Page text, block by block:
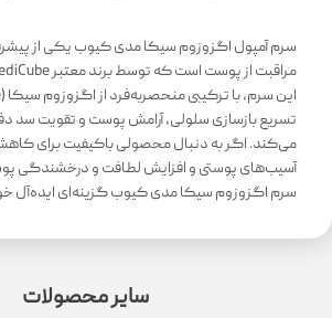
سرم آمپول اگزوزوم سیکا مدی کیوب یکی از
تسریع بازسازی سلولی، آرامش پوست و تقویت سد
می‌کند. اگر به دنبال محصولی باکیفیت برای
آسیب‌های پوستی و افزایش لطافت و درخشندگی
سرم اگزوزوم سیکا مدی کیوب گزینه‌ای ایده‌آل
سایر محصولات